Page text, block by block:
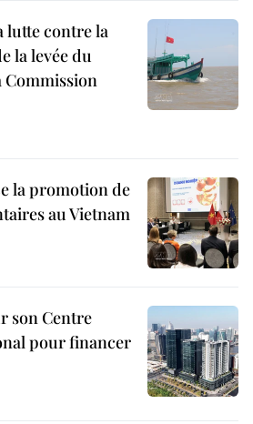
lutte contre la
la levée du
Commission
la promotion de
au Vietnam
son Centre
pour financer